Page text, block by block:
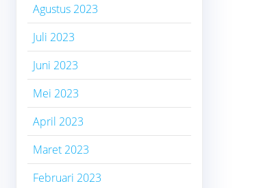
Agustus 2023
Juli 2023
Juni 2023
Mei 2023
April 2023
Maret 2023
Februari 2023